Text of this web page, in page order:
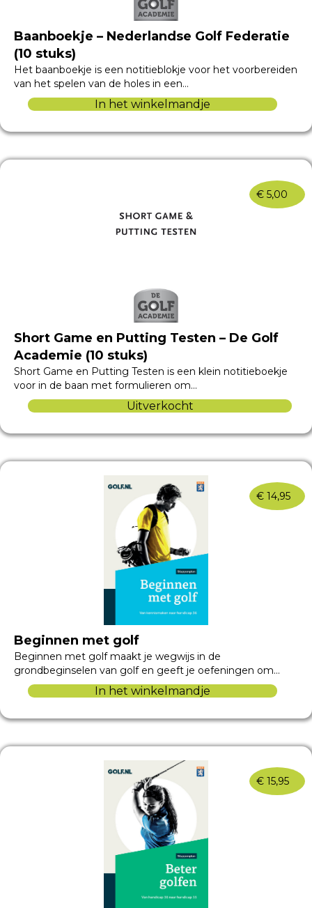
Baanboekje – Nederlandse Golf Federatie
(10 stuks)
Het baanboekje is een notitieblokje voor het voorbereiden
van het spelen van de holes in een…
In het winkelmandje
€ 5,00
Short Game en Putting Testen – De Golf
Academie (10 stuks)
Short Game en Putting Testen is een klein notitieboekje
voor in de baan met formulieren om…
Uitverkocht
€ 14,95
Beginnen met golf
Beginnen met golf maakt je wegwijs in de
grondbeginselen van golf en geeft je oefeningen om…
In het winkelmandje
€ 15,95